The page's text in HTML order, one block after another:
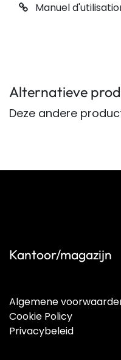
Manuel
Alternatieve
Deze andere
Kantoor/magazijn
Algemene
Cookie Policy
Privacybeleid